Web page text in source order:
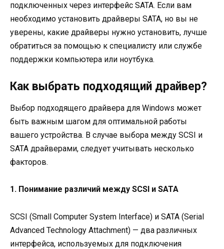
подключенных через интерфейс SATA. Если вам
необходимо установить драйверы SATA, но вы не
уверены, какие драйверы нужно установить, лучше
обратиться за помощью к специалисту или службе
поддержки компьютера или ноутбука.
Как выбрать подходящий драйвер?
Выбор подходящего драйвера для Windows может
быть важным шагом для оптимальной работы
вашего устройства. В случае выбора между SCSI и
SATA драйверами, следует учитывать несколько
факторов.
1. Понимание различий между SCSI и SATA
SCSI (Small Computer System Interface) и SATA (Serial
Advanced Technology Attachment) — два различных
интерфейса, используемых для подключения